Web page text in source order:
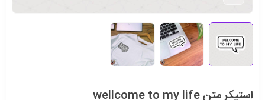
استیکر متن wellcome to my life